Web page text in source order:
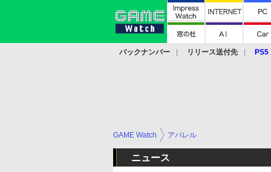
バックナンバー リリース送付先
PS5
GAME Watch アパレル
ニュース